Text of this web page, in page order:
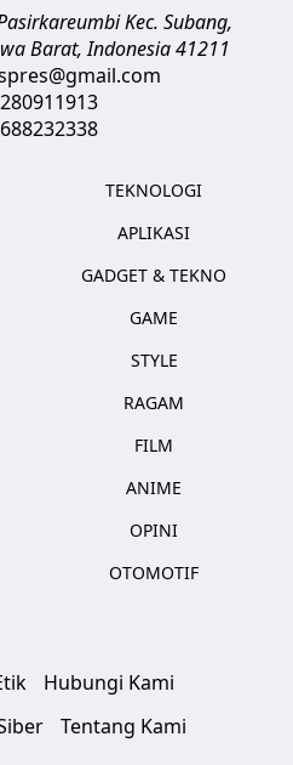
Kec. Subang,
Barat,Indonesia41211
TEKNOLOGI
APLIKASI
GADGET & TEKNO
GAME
STYLE
RAGAM
FILM
ANIME
OPINI
OTOMOTIF
Hubungi Kami
Tentang Kami